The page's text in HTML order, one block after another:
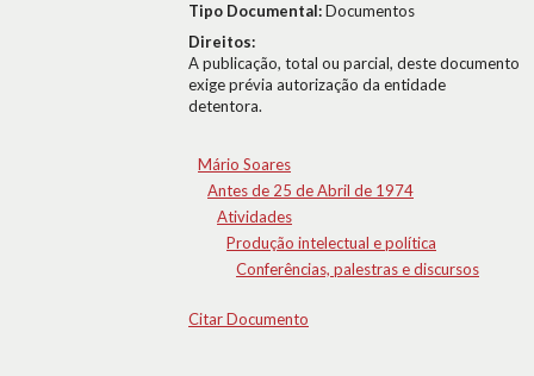
Tipo Documental:Documentos
Direitos:
A publicação, total ou parcial, deste documento
exige prévia autorização da entidade
detentora.
Mário Soares
Antes de 25 de Abril de 1974
Atividades
Produção intelectual e política
Conferências, palestras e discursos
Citar Documento